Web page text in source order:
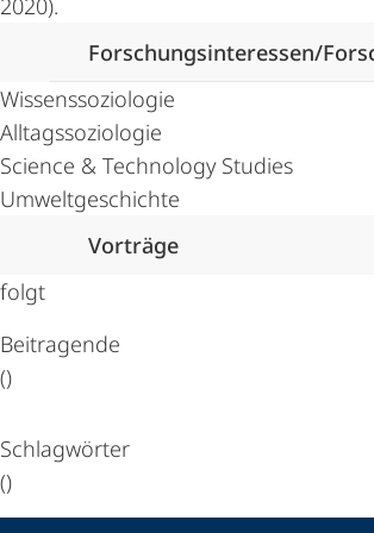
2020).
Forschungsinteressen/
Wissenssoziologie
Alltagssoziologie
Science & Technology Studies
Umweltgeschichte
Vorträge
folgt
Beitragende
()
Schlagwörter
()